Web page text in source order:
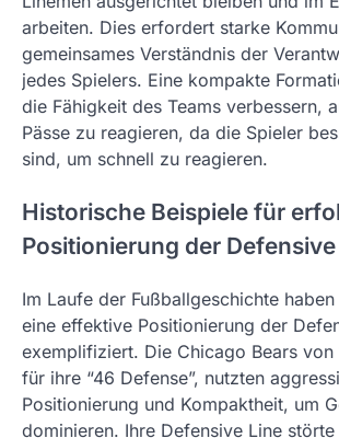
arbeiten. Dies erfordert starke
gemeinsames Verständnis der
jedes Spielers. Eine kompakte
die Fähigkeit des Teams verbessern,
Pässe zu reagieren, da die Spieler
sind, um schnell zu reagieren.
Historische Beispiele für
Positionierung der
Im Laufe der Fußballgeschichte
eine effektive Positionierung der
exemplifiziert. Die Chicago Bears von
für ihre “46 Defense”, nutzten
Positionierung und Kompaktheit, um
dominieren. Ihre Defensive Line